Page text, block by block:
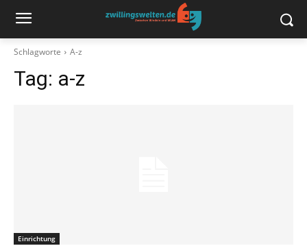
Schlagworte A-z
Tag: a-z
Einrichtung